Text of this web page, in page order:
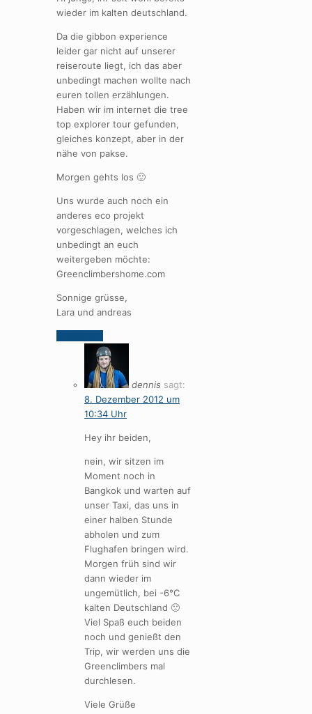
wieder im kalten deutschland.
Da die gibbon experience
leider gar nicht auf unserer
reiseroute liegt, ich das aber
unbedingt machen wollte nach
euren tollen erzählungen.
Haben wir im internet die tree
top explorer tour gefunden,
gleiches konzept, aber in der
nähe von pakse.
Morgen gehts los 🙂
Uns wurde auch noch ein
anderes eco projekt
vorgeschlagen, welches ich
unbedingt an euch
weitergeben möchte:
Greenclimbershome.com
Sonnige grüsse,
Lara und andreas
dennis sagt:
8. Dezember 2012 um
10:34 Uhr
Hey ihr beiden,
nein, wir sitzen im
Moment noch in
Bangkok und warten auf
unser Taxi, das uns in
einer halben Stunde
abholen und zum
Flughafen bringen wird.
Morgen früh sind wir
dann wieder im
ungemütlich, bei -6°C
kalten Deutschland 🙁
Viel Spaß euch beiden
noch und genießt den
Trip, wir werden uns die
Greenclimbers mal
durchlesen.
Viele Grüße